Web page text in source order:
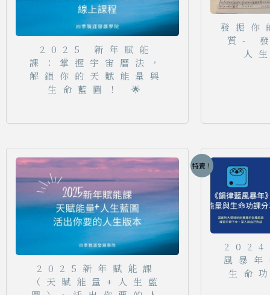
2025 新年賦能
課：掌握宇宙曆法，
解鎖你的天賦能量與
生命藍圖！ 🌟
發掘你
質-
人
2025新年賦能課
（天賦能量+人生藍
特賣！
2024
風暴
生命